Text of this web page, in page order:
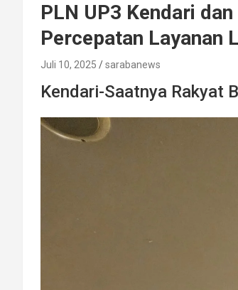
PLN UP3 Kendari
Percepatan Layanan
Juli 10, 2025 sarabanews
Kendari-Saatnya Rakyat